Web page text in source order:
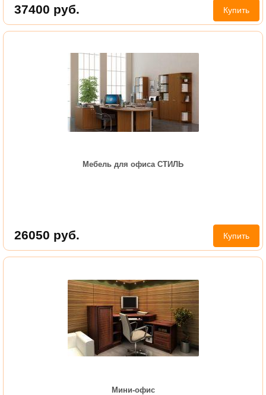
37400 руб. Купить
Мебель для офиса СТИЛЬ
26050 руб. Купить
Мини-офис